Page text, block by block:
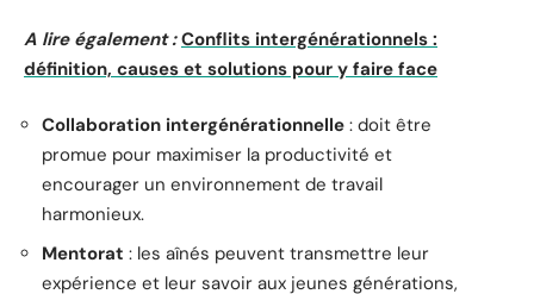
A lire également : Conflits intergénérationnels :
définition, causes et solutions pour y faire face
Collaboration intergénérationnelle : doit être
promue pour maximiser la productivité et
encourager un environnement de travail
harmonieux.
Mentorat : les aînés peuvent transmettre leur
expérience et leur savoir aux jeunes générations,